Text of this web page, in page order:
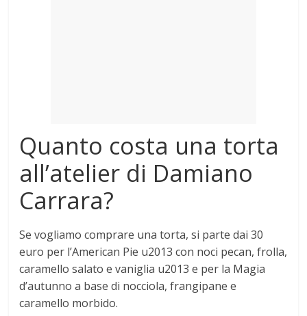
Quanto costa una torta
all’atelier di Damiano
Carrara?
Se vogliamo comprare una torta, si parte dai30
euro per l’American Pie u2013 con noci pecan, frolla,
caramello salato e vaniglia u2013 e per la Magia
d’autunno a base di nocciola, frangipane e
caramello morbido.